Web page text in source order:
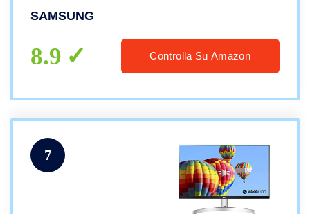
2020
SAMSUNG
8.9 Controlla Su Amazon
7